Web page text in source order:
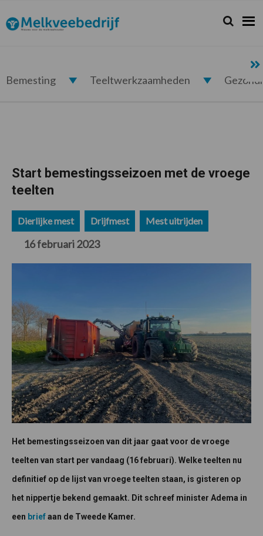
de
hoofdnavigatie
de
hoofd
de
eerste
de
voettekst
Melkveebedrijf.nl Zoeken...
Zoek
Bemesting Teeltwerkzaamheden
Start bemestingsseizoen met de vroege
teelten
Dierlijke mest Drijfmest Mest uitrijden
16 februari 2023
Het bemestingsseizoen van dit jaar gaat voor de vroege
teelten van start per vandaag (16 februari). Welke teelten nu
definitief op de lijst van vroege teelten staan, is gisteren op
het nippertje bekend gemaakt. Dit schreef minister Adema in
een briefaan de Tweede Kamer.